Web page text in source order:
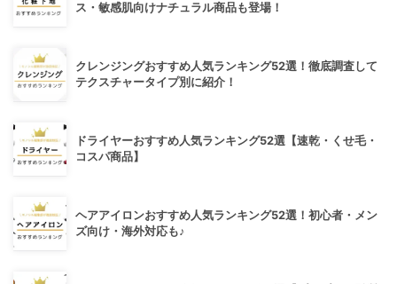
ス・敏感肌向けナチュラル商品も登場！
クレンジングおすすめ人気ランキング52選！徹底調査して
テクスチャータイプ別に紹介！
ドライヤーおすすめ人気ランキング52選【速乾・くせ毛・
コスパ商品】
ヘアアイロンおすすめ人気ランキング52選！初心者・メン
ズ向け・海外対応も♪